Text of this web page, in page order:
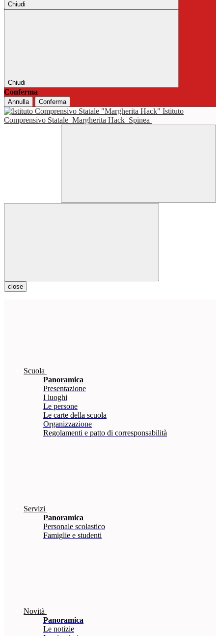
Chiudi
Chiudi
Conferma
Annulla Conferma
Istituto
Comprensivo Statale Margherita Hack Spinea
close
Scuola
Panoramica
Presentazione
I luoghi
Le persone
Le carte della scuola
Organizzazione
Regolamenti e patto di corresponsabilità
Servizi
Panoramica
Personale scolastico
Famiglie e studenti
Novità
Panoramica
Le notizie